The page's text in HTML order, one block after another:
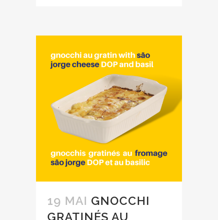
19 MAI GNOCCHI
GRATINÉS AU